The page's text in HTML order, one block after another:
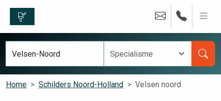
Home Schilders Noord-Holland Velsen noord